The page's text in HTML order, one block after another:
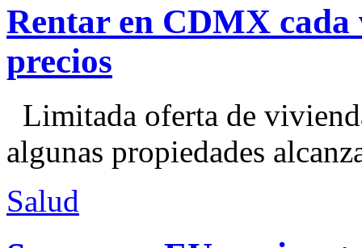
Rentar en CDMX cada
precios
Limitada oferta de
algunas propiedades
Salud